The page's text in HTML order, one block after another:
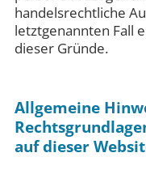
handelsrechtliche
letztgenannten Fall
dieser Gründe.
Allgemeine
auf dieser